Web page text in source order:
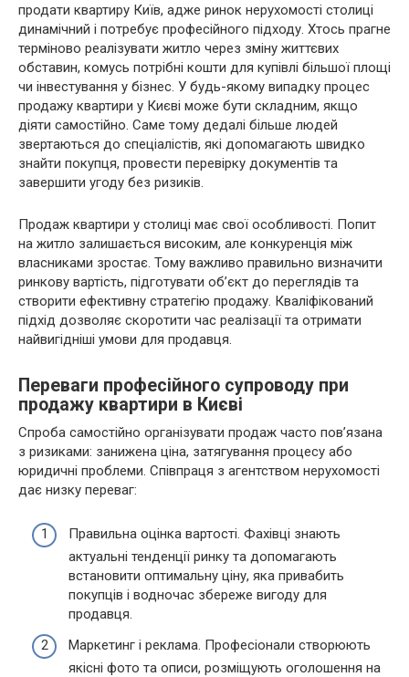
продати квартиру Київ, адже ринок нерухомості столиці
динамічний і потребує професійного підходу. Хтось прагне
терміново реалізувати житло через зміну життєвих
обставин, комусь потрібні кошти для купівлі більшої площі
чи інвестування у бізнес. У будь-якому випадку процес
продажу квартири у Києві може бути складним, якщо
діяти самостійно. Саме тому дедалі більше людей
звертаються до спеціалістів, які допомагають швидко
знайти покупця, провести перевірку документів та
завершити угоду без ризиків.
Продаж квартири у столиці має свої особливості. Попит
на житло залишається високим, але конкуренція між
власниками зростає. Тому важливо правильно визначити
ринкову вартість, підготувати об’єкт до переглядів та
створити ефективну стратегію продажу. Кваліфікований
підхід дозволяє скоротити час реалізації та отримати
найвигідніші умови для продавця.
Переваги професійного супроводу при
продажу квартири в Києві
Спроба самостійно організувати продаж часто пов’язана
з ризиками: занижена ціна, затягування процесу або
юридичні проблеми. Співпраця з агентством нерухомості
дає низку переваг:
Правильна оцінка вартості. Фахівці знають
актуальні тенденції ринку та допомагають
встановити оптимальну ціну, яка привабить
покупців і водночас збереже вигоду для
продавця.
Маркетинг і реклама. Професіонали створюють
якісні фото та описи, розміщують оголошення на